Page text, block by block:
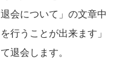
会について」の文章中
行うことが出来ます」
退会します。